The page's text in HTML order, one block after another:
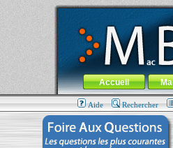
MacBook-fr.com : 100% Apple... 100%
Aller au contenu-Aller au
Menu général
Accueil
Aide Rechercher